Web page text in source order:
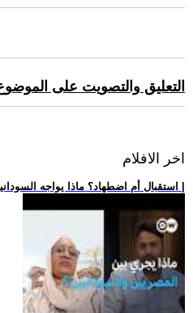
التعليق والتصويت على
اخر الافلام